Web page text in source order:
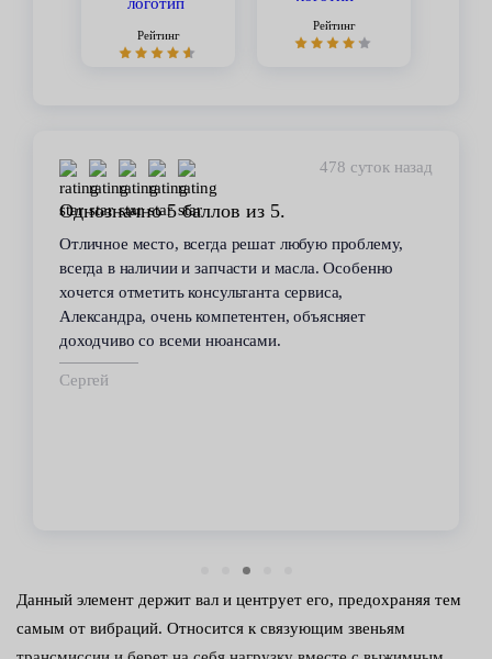
Рейтинг
Рейтинг
478 суток назад
Однозначно 5 баллов из 5.
Отличное место, всегда решат любую проблему,
всегда в наличии и запчасти и масла. Особенно
хочется отметить консультанта сервиса,
Александра, очень компетентен, объясняет
доходчиво со всеми нюансами.
Сергей
Данный элемент держит вал и центрует его, предохраняя тем
самым от вибраций. Относится к связующим звеньям